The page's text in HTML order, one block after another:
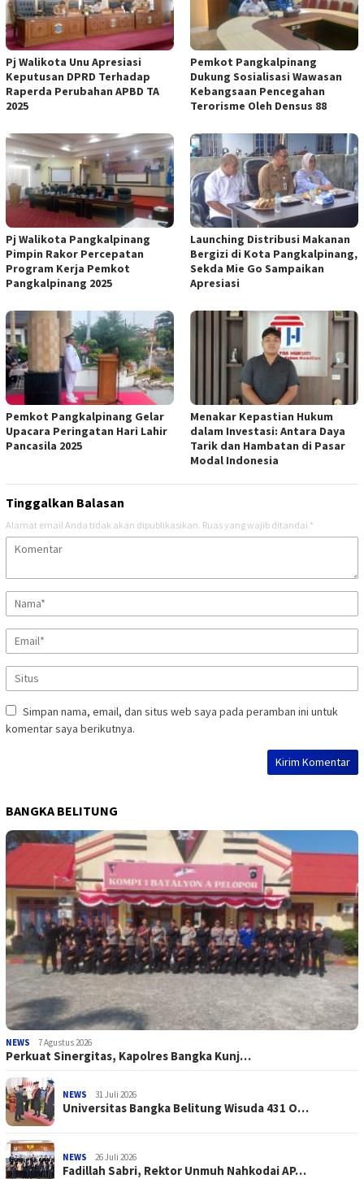
Pj Walikota Unu Apresiasi
Keputusan DPRD Terhadap
Raperda Perubahan APBD TA
2025
Pemkot Pangkalpinang
Dukung Sosialisasi Wawasan
Kebangsaan Pencegahan
Terorisme Oleh Densus 88
Pj Walikota Pangkalpinang
Pimpin Rakor Percepatan
Program Kerja Pemkot
Pangkalpinang 2025
Launching Distribusi Makanan
Bergizi di Kota Pangkalpinang,
Sekda Mie Go Sampaikan
Apresiasi
Pemkot Pangkalpinang Gelar
Upacara Peringatan Hari Lahir
Pancasila 2025
Menakar Kepastian Hukum
dalam Investasi: Antara Daya
Tarik dan Hambatan di Pasar
Modal Indonesia
Tinggalkan Balasan
Alamat email Anda tidak akan dipublikasikan. Ruas yang wajib ditandai *
Simpan nama, email, dan situs web saya pada peramban ini untuk
komentar saya berikutnya.
BANGKA BELITUNG
NEWS 7 Agustus 2026
Perkuat Sinergitas, Kapolres Bangka Kunj…
NEWS 31 Juli 2026
Universitas Bangka Belitung Wisuda 431 O…
NEWS 26 Juli 2026
Fadillah Sabri, Rektor Unmuh Nahkodai AP…